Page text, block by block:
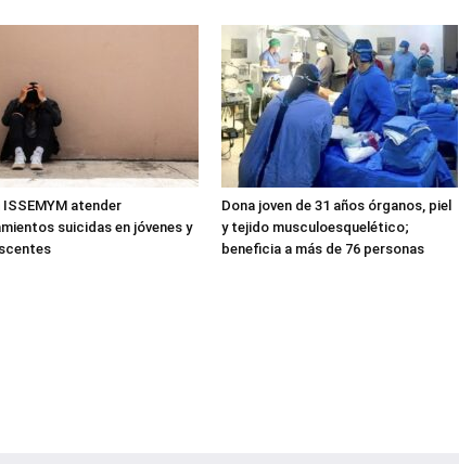
ISSEMYM atender
suicidas en jóvenes y
Dona joven de 31 años órganos, piel
y tejido musculoesquelético;
beneficia a más de 76 personas